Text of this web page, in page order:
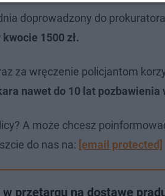
doprowadzony do
1500 zł.
za wręczenie policjantom
nawet do 10 lat pozbawienia
A może chcesz
do nas na: [email protected]
przetargu na dostawę